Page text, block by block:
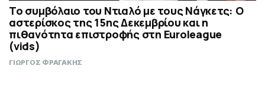
Το συμβόλαιο του Ντιαλό με τους Νάγκετς: Ο
αστερίσκος της 15ης Δεκεμβρίου και η
πιθανότητα επιστροφής στη Euroleague
(vids)
ΓΙΩΡΓΟΣ ΦΡΑΓΑΚΗΣ